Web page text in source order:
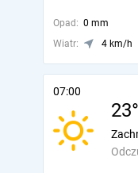
Opad: 0 mm
Wiatr:
4 km/h
07:00